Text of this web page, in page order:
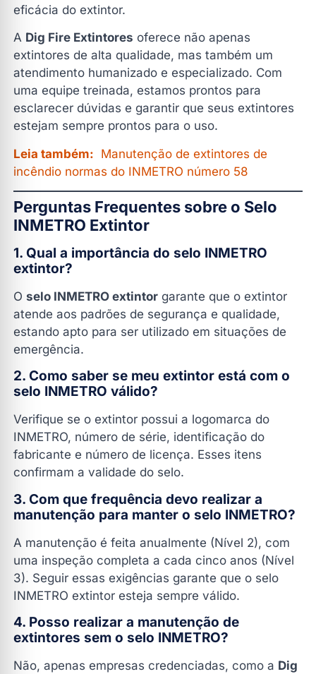
eficácia do extintor.
A Dig Fire Extintores oferece não apenas
extintores de alta qualidade, mas também um
atendimento humanizado e especializado. Com
uma equipe treinada, estamos prontos para
esclarecer dúvidas e garantir que seus extintores
estejam sempre prontos para o uso.
Leia também: Manutenção de extintores de
incêndio normas do INMETRO número 58
Perguntas Frequentes sobre o Selo
INMETRO Extintor
1. Qual a importância do selo INMETRO
extintor?
O selo INMETRO extintor garante que o extintor
atende aos padrões de segurança e qualidade,
estando apto para ser utilizado em situações de
emergência.
2. Como saber se meu extintor está com o
selo INMETRO válido?
Verifique se o extintor possui a logomarca do
INMETRO, número de série, identificação do
fabricante e número de licença. Esses itens
confirmam a validade do selo.
3. Com que frequência devo realizar a
manutenção para manter o selo INMETRO?
A manutenção é feita anualmente (Nível 2), com
uma inspeção completa a cada cinco anos (Nível
3). Seguir essas exigências garante que o selo
INMETRO extintor esteja sempre válido.
4. Posso realizar a manutenção de
extintores sem o selo INMETRO?
Não, apenas empresas credenciadas, como a Dig